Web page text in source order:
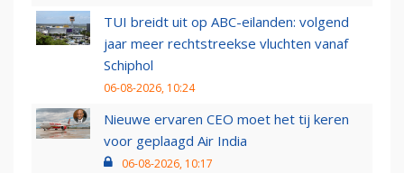
TUI breidt uit op ABC-eilanden: volgend
jaar meer rechtstreekse vluchten vanaf
Schiphol
06-08-2026, 10:24
Nieuwe ervaren CEO moet het tij keren
voor geplaagd Air India
06-08-2026, 10:17